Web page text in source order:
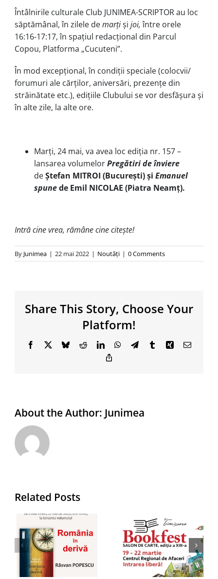
Întâlnirile culturale Club JUNIMEA-SCRIPTOR au loc
săptămânal, în zilele demarțiși joi,între orele
16:16-17:17, în spațiul redacțional din Parcul
Copou, Platforma „Cucuteni”.
În mod excepțional, în condiții speciale (colocvii/
forumuri ale cărților, aniversări, prezențe din
străinătate etc.), edițiile Clubului se vor desfășura și
în alte zile, la alte ore.
Marţi, 24 mai, va avea loc ediția nr. 157 –
lansarea volumelorPregătiri de înviere
deȘtefan MITROI (București)și Emanuel
spunede Emil NICOLAE (Piatra Neamț).
Intră cine vrea, rămâne cine citește!
By Junimea | 22 mai 2022 | Noutăţi | 0 Comments
Share This Story, Choose Your
Platform!
Facebook BlueskyRedditLinkedInWhatsApp
TelegramTumblrXing Email
About the Author: Junimea
Related Posts
Salonul
BOOKFEST
Timișoara,
19-22
martie
Clubul
SCRIPTOR
ediția nr.